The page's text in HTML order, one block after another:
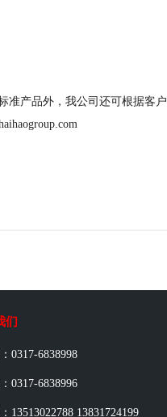
准产品外，我公司还可根据客户
们
0317-6838998
0317-6838996
13513022788 13831724199